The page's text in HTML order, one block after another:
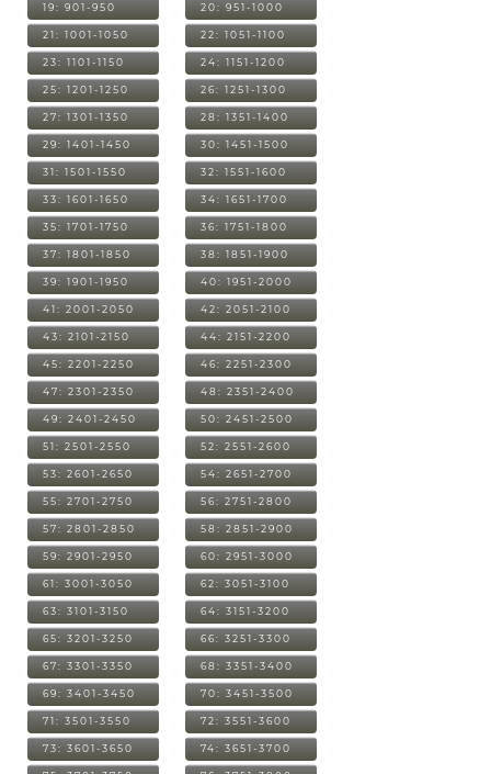
19: 901-950 20: 951-1000
21: 1001-1050 22: 1051-1100
23: 1101-1150 24: 1151-1200
25: 1201-1250 26: 1251-1300
27: 1301-1350 28: 1351-1400
29: 1401-1450 30: 1451-1500
31: 1501-1550 32: 1551-1600
33: 1601-1650 34: 1651-1700
35: 1701-1750 36: 1751-1800
37: 1801-1850 38: 1851-1900
39: 1901-1950 40: 1951-2000
41: 2001-2050 42: 2051-2100
43: 2101-2150 44: 2151-2200
45: 2201-2250 46: 2251-2300
47: 2301-2350 48: 2351-2400
49: 2401-2450 50: 2451-2500
51: 2501-2550 52: 2551-2600
53: 2601-2650 54: 2651-2700
55: 2701-2750 56: 2751-2800
57: 2801-2850 58: 2851-2900
59: 2901-2950 60: 2951-3000
61: 3001-3050 62: 3051-3100
63: 3101-3150 64: 3151-3200
65: 3201-3250 66: 3251-3300
67: 3301-3350 68: 3351-3400
69: 3401-3450 70: 3451-3500
71: 3501-3550 72: 3551-3600
73: 3601-3650 74: 3651-3700